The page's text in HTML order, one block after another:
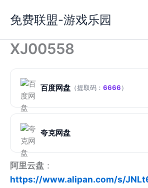
容
免费联盟-游戏乐园
XJ00558
百度网盘 （提取码： 6666）
夸克网盘
阿里云盘 ：
https://www.alipan.com/s/